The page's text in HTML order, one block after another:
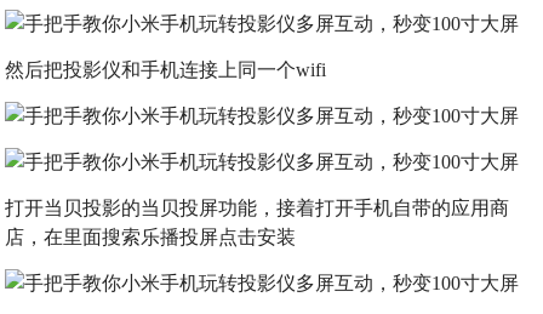
然后把投影仪和手机连接上同一个wifi
打开当贝投影的当贝投屏功能，接着打开手机自带的应用商
店，在里面搜索乐播投屏点击安装